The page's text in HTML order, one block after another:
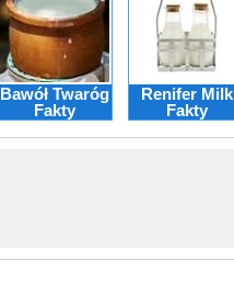
Bawół Twaróg
Fakty
Renifer Milk
Fakty